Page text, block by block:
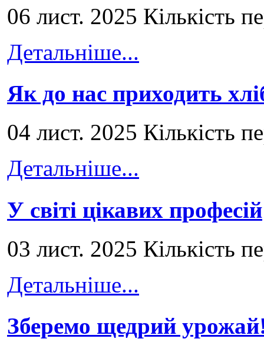
06 лист. 2025 Кількість
Детальніше...
Як до нас приходить
04 лист. 2025 Кількість
Детальніше...
У світі цікавих професій
03 лист. 2025 Кількість
Детальніше...
Зберемо щедрий